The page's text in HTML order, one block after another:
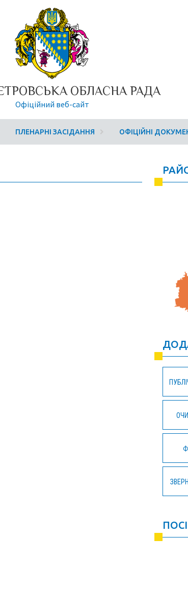
ОБЛАСНА РАДА
Офіційний веб-сайт
ПЛЕНАРНІ ЗАСІДАННЯ ОФІЦІЙНІ